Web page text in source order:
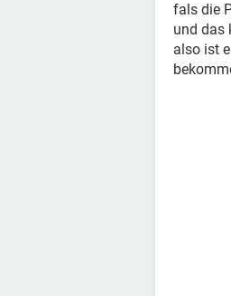
fals die
und das
also ist